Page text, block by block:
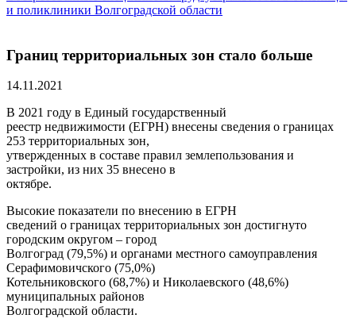
и поликлиники Волгоградской области
Границ территориальных зон стало больше
14.11.2021
В 2021 году в Единый государственный
реестр недвижимости (ЕГРН) внесены сведения о границах
253 территориальных зон,
утвержденных в составе правил землепользования и
застройки, из них 35 внесено в
октябре.
Высокие показатели по внесению в ЕГРН
сведений о границах территориальных зон достигнуто
городским округом – город
Волгоград (79,5%) и органами местного самоуправления
Серафимовичского (75,0%)
Котельниковского (68,7%) и Николаевского (48,6%)
муниципальных районов
Волгоградской области.